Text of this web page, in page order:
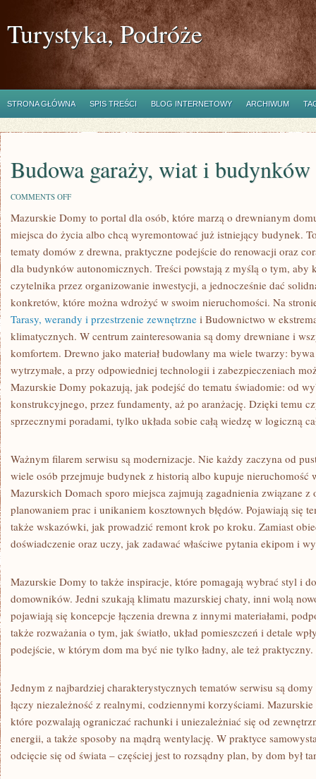
Turystyka, Podróże
STRONA GŁÓWNA SPIS TREŚCI BLOG INTERNETOWY ARCHIWUM
Budowa garaży, wiat i budynków
COMMENTS OFFON
GARAŻY,
WIAT
I
BUDYNKÓW
GOSPODARCZYCH
Mazurskie Domy to portal dla osób, które marzą o drewnianym
miejsca do życia albo chcą wyremontować już istniejący budynek.
tematy domów z drewna, praktyczne podejście do renowacji oraz
dla budynków autonomicznych. Treści powstają z myślą o tym,
czytelnika przez organizowanie inwestycji, a jednocześnie dać
konkretów, które można wdrożyć w swoim nieruchomości. Na
Tarasy, werandy i przestrzenie zewnętrzne i Budownictwo w
klimatycznych. W centrum zainteresowania są domy drewniane i
komfortem. Drewno jako materiał budowlany ma wiele twarzy:
wytrzymałe, a przy odpowiedniej technologii i zabezpieczeniach
Mazurskie Domy pokazują, jak podejść do tematu świadomie: od
konstrukcyjnego, przez fundamenty, aż po aranżację. Dzięki temu
sprzecznymi poradami, tylko układa sobie całą wiedzę w logiczną
Ważnym filarem serwisu są modernizacje. Nie każdy zaczyna od
wiele osób przejmuje budynek z historią albo kupuje nieruchomość
Mazurskich Domach sporo miejsca zajmują zagadnienia związane z
planowaniem prac i unikaniem kosztownych błędów. Pojawiają się
także wskazówki, jak prowadzić remont krok po kroku. Zamiast
doświadczenie oraz uczy, jak zadawać właściwe pytania ekipom i
Mazurskie Domy to także inspiracje, które pomagają wybrać styl i
domowników. Jedni szukają klimatu mazurskiej chaty, inni wolą
pojawiają się koncepcje łączenia drewna z innymi materiałami,
także rozważania o tym, jak światło, układ pomieszczeń i detale
podejście, w którym dom ma być nie tylko ładny, ale też praktyczny.
Jednym z najbardziej charakterystycznych tematów serwisu są
łączy niezależność z realnymi, codziennymi korzyściami.
które pozwalają ograniczać rachunki i uniezależniać się od
energii, a także sposoby na mądrą wentylację. W praktyce
odcięcie się od świata – częściej jest to rozsądny plan, by dom był